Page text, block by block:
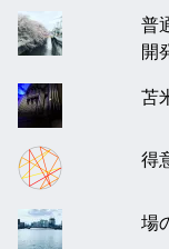
普
開
苫
得
場